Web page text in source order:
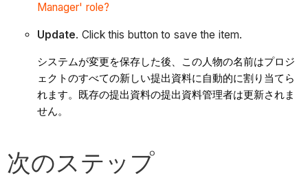
Manager' role?
Update. Click this button to save the item.
システムが変更を保存した後、この人物の名前はプロジ
ェクトのすべての新しい提出資料に自動的に割り当てら
れます。既存の提出資料の提出資料管理者は更新されま
せん。
次のステップ